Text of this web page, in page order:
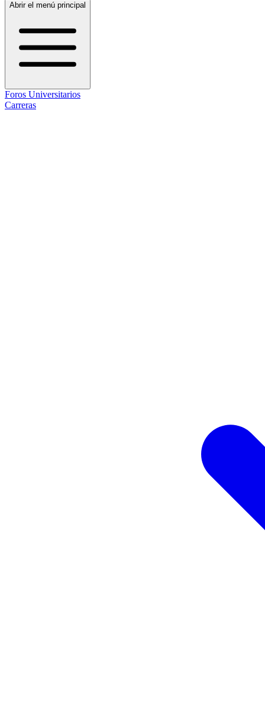
Abrir el menú principal
Foros Universitarios
Carreras